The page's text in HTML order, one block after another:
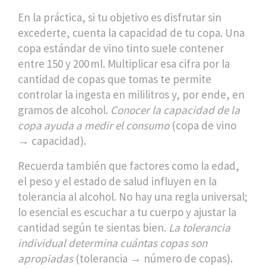
En la práctica, si tu objetivo es disfrutar sin
excederte, cuenta la capacidad de tu copa. Una
copa estándar de vino tinto suele contener
entre 150 y 200 ml. Multiplicar esa cifra por la
cantidad de copas que tomas te permite
controlar la ingesta en mililitros y, por ende, en
gramos de alcohol. Conocer la capacidad de la
copa ayuda a medir el consumo(copa de vino
→ capacidad).
Recuerda también que factores como la edad,
el peso y el estado de salud influyen en la
tolerancia al alcohol. No hay una regla universal;
lo esencial es escuchar a tu cuerpo y ajustar la
cantidad según te sientas bien. La tolerancia
individual determina cuántas copas son
apropiadas(tolerancia → número de copas).